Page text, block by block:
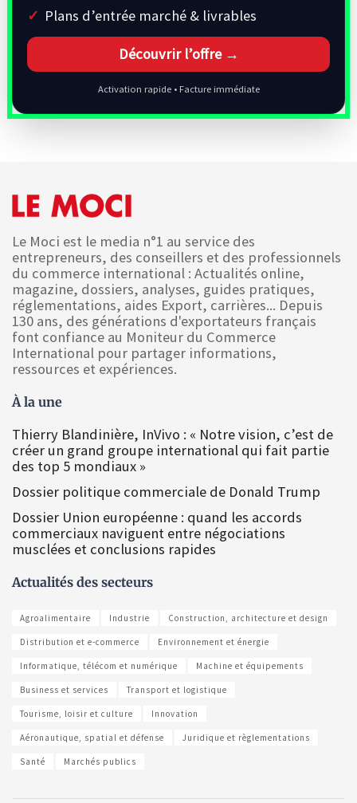
Plans d’entrée marché & livrables
Découvrir l’offre →
Activation rapide • Facture immédiate
Le Moci est le media n°1 au service des
entrepreneurs, des conseillers et des professionnels
du commerce international : Actualités online,
magazine, dossiers, analyses, guides pratiques,
réglementations, aides Export, carrières... Depuis
130 ans, des générations d'exportateurs français
font confiance au Moniteur du Commerce
International pour partager informations,
ressources et expériences.
À la une
Thierry Blandinière, InVivo : « Notre vision, c’est de
créer un grand groupe international qui fait partie
des top 5 mondiaux »
Dossier politique commerciale de Donald Trump
Dossier Union européenne : quand les accords
commerciaux naviguent entre négociations
musclées et conclusions rapides
Actualités des secteurs
Agroalimentaire Industrie Construction, architecture et design
Distribution et e-commerce Environnement et énergie
Informatique, télécom et numérique Machine et équipements
Business et services Transport et logistique
Tourisme, loisir et culture Innovation
Aéronautique, spatial et défense Juridique et règlementations
Santé Marchés publics